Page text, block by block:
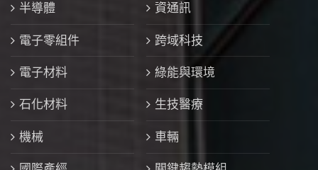
半導體 資通訊
電子零組件 跨域科技
電子材料 綠能與環境
石化材料 生技醫療
機械 車輛